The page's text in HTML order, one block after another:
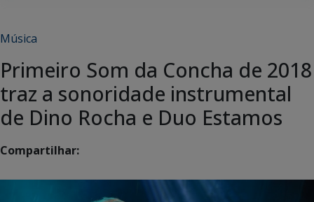
Música
Primeiro Som da Concha de 2018
traz a sonoridade instrumental
de Dino Rocha e Duo Estamos
Compartilhar: